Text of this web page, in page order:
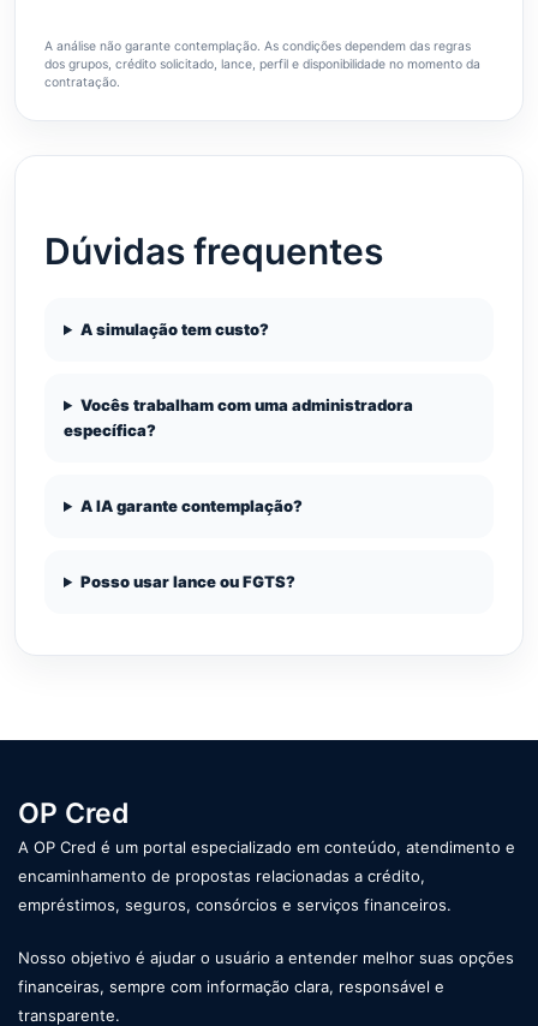
A análise não garante contemplação. As condições dependem das regras
dos grupos, crédito solicitado, lance, perfil e disponibilidade no momento da
contratação.
Dúvidas frequentes
A simulação tem custo?
Vocês trabalham com uma administradora
específica?
A IA garante contemplação?
Posso usar lance ou FGTS?
OP Cred
A OP Cred é um portal especializado em conteúdo, atendimento e
encaminhamento de propostas relacionadas a crédito,
empréstimos, seguros, consórcios e serviços financeiros.
Nosso objetivo é ajudar o usuário a entender melhor suas opções
financeiras, sempre com informação clara, responsável e
transparente.